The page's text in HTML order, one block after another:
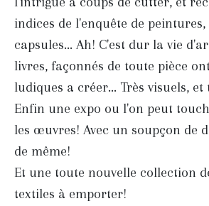
indices de l'enquête de
capsules... Ah! C'est dur la vie
livres, façonnés de toute pièce
ludiques a créer... Très visuels,
Enfin une expo ou l'on peut
les œuvres! Avec un soupçon de
de même!
Et une toute nouvelle collection
textiles à emporter!